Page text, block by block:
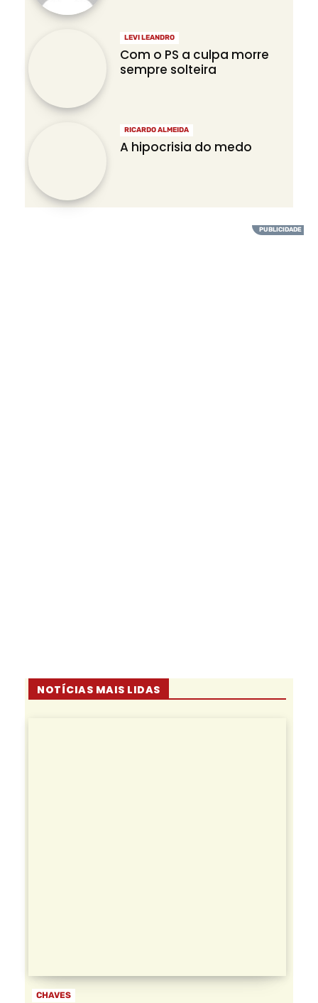
LEVI LEANDRO
Com o PS a culpa morre
sempre solteira
RICARDO ALMEIDA
A hipocrisia do medo
NOTÍCIAS MAIS LIDAS
CHAVES